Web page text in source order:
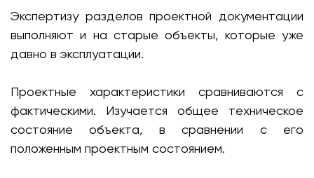
Экспертизу разделов проектной документации
выполняют и на старые объекты, которые уже
давно в эксплуатации.
Проектные характеристики сравниваются с
фактическими. Изучается общее техническое
состояние объекта, в сравнении с его
положенным проектным состоянием.